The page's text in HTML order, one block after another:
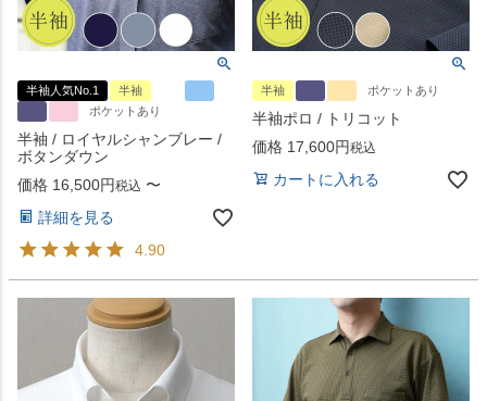
半袖人気No.1
半袖
ポケットあり
半袖 / ロイヤルシャンブレー /
ボタンダウン
価格 16,500 税込 〜
詳細を見る
4.90
半袖 ポケットあり
半袖ポロ / トリコット
価格 17,600 税込
カートに入れる